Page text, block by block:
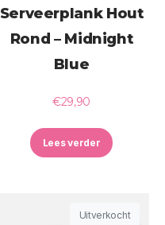
Serveerplank Hout
Rond – Midnight
Blue
€29,90
Lees verder
Uitverkocht